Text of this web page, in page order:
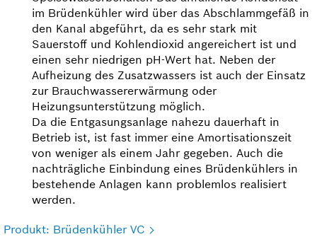
im Brüdenkühler wird über das Abschlammgefäß in
den Kanal abgeführt, da es sehr stark mit
Sauerstoff und Kohlendioxid angereichert ist und
einen sehr niedrigen pH-Wert hat. Neben der
Aufheizung des Zusatzwassers ist auch der Einsatz
zur Brauchwasser­erwärmung oder
Heizungsunterstützung möglich.
Da die Entgasungs­anlage nahezu dauerhaft in
Betrieb ist, ist fast immer eine Amortisationszeit
von weniger als einem Jahr gegeben. Auch die
nachträgliche Einbindung eines Brüdenkühlers in
bestehen­de Anlagen kann problemlos realisiert
werden.
Produkt: Brüdenkühler VC